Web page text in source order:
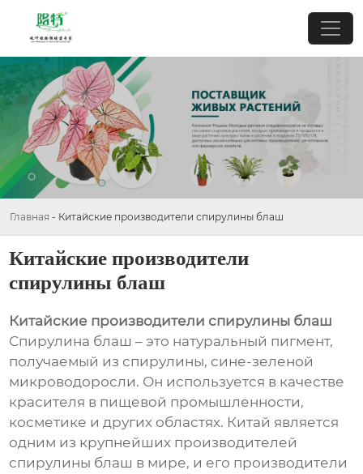
Главная - Китайские производители спирулины блаш
Китайские производители
спирулины блаш
Китайские производители спирулины блаш
Спирулина блаш – это натуральный пигмент,
получаемый из спирулины, сине-зеленой
микроводоросли. Он используется в качестве
красителя в пищевой промышленности,
косметике и других областях. Китай является
одним из крупнейших производителей
спирулины блаш в мире, и его производители